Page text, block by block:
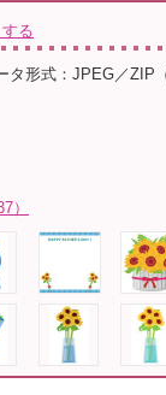
る
タ形式：JPEG／ZIP
）